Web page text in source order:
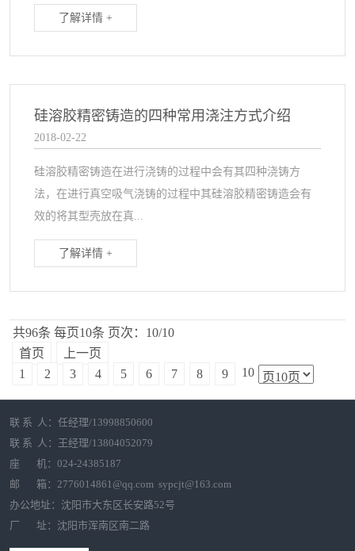
了解详情 +
硅溶胶精密铸造的四种常用浇注方式介绍
2018-02-22
硅溶胶精密铸造在进行浇铸的过程中会有其四种浇铸方
法，在进行真空吸气浇铸的过程中其硅溶胶精密铸造会有
效的将其型壳放在真...
了解详情 +
共96条 每页10条 页次：10/10
首页
上一页
1
2 3 4 5 6 7 8 9 10
联 系 人：任经理/13998850600
联 系 人：王经理/13804052079
座 机：024-24385187
邮 箱：2776014861@qq.com sypcjt@163.com
办公地址：沈阳市大东区长安路52号
厂 址：沈阳市浑南区南二路